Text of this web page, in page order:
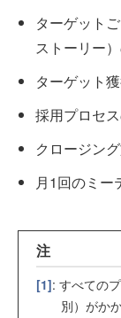
ターゲット
ストーリー
ターゲット
採用プロセ
クロージン
月1回のミー
注
[1]: すべての
別）がかか